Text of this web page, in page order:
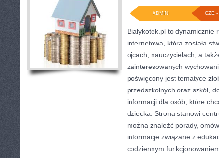
CZE -
ADMIN
Bialykotek.pl to dynamicznie
internetowa, która została
ojcach, nauczycielach, a
zainteresowanych
poświęcony jest tematyce
przedszkolnych oraz szkół,
informacji dla osób, które
dziecka. Strona stanowi
można znaleźć porady,
informacje związane z
codziennym